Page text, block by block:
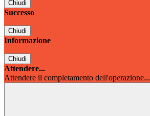
Chiudi
Successo
Chiudi
Informazione
Chiudi
Attendere...
Attendere il completamento dell'operazione...